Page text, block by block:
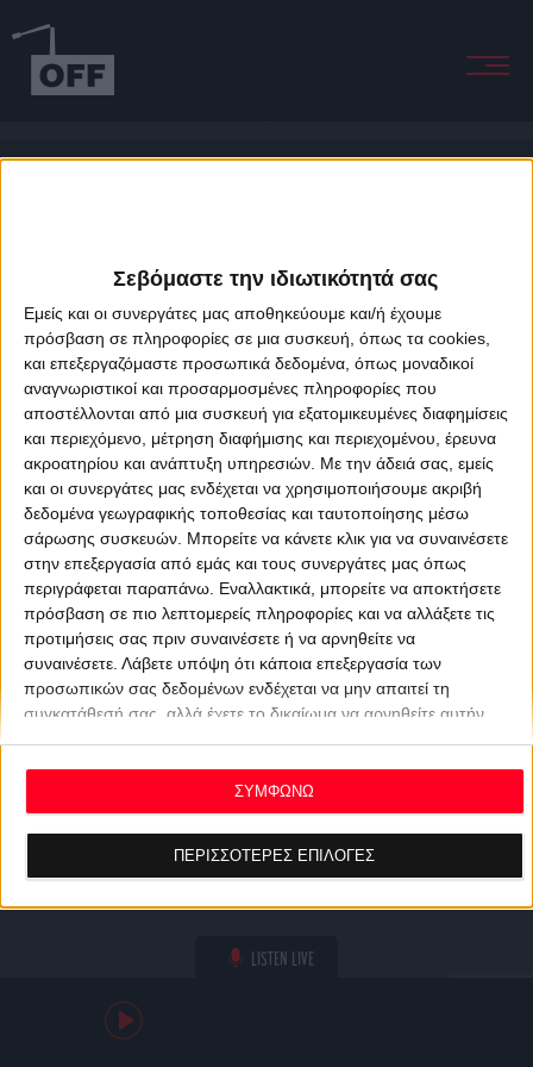
Σεβόμαστε την ιδιωτικότητά σας
Εμείς και οι συνεργάτες μας αποθηκεύουμε και/ή έχουμε
πρόσβαση σε πληροφορίες σε μια συσκευή, όπως τα cookies,
και επεξεργαζόμαστε προσωπικά δεδομένα, όπως μοναδικοί
αναγνωριστικοί και προσαρμοσμένες πληροφορίες που
αποστέλλονται από μια συσκευή για εξατομικευμένες διαφημίσεις
και περιεχόμενο, μέτρηση διαφήμισης και περιεχομένου, έρευνα
ακροατηρίου και ανάπτυξη υπηρεσιών. Με την άδειά σας, εμείς
και οι συνεργάτες μας ενδέχεται να χρησιμοποιήσουμε ακριβή
δεδομένα γεωγραφικής τοποθεσίας και ταυτοποίησης μέσω
σάρωσης συσκευών. Μπορείτε να κάνετε κλικ για να συναινέσετε
στην επεξεργασία από εμάς και τους συνεργάτες μας όπως
περιγράφεται παραπάνω. Εναλλακτικά, μπορείτε να αποκτήσετε
πρόσβαση σε πιο λεπτομερείς πληροφορίες και να αλλάξετε τις
προτιμήσεις σας πριν συναινέσετε ή να αρνηθείτε να
συναινέσετε. Λάβετε υπόψη ότι κάποια επεξεργασία των
προσωπικών σας δεδομένων ενδέχεται να μην απαιτεί τη
συγκατάθεσή σας, αλλά έχετε το δικαίωμα να αρνηθείτε αυτήν
ανακαλέσετε τη συγκατάθεσή σας ανά πάσα στιγμή
επιστρέφοντας σε αυτόν τον ιστότοπο και κάνοντας κλικ στο
κουμπί "Απορρήτου" στο κάτω μέρος της ιστοσελίδας.
ΠΕΡΙΣΣΟΤΕΡΕΣ ΕΠΙΛΟΓΕΣ
ΣΥΜΦΩΝΩ
LISTEN LIVE
About Offradio Business Class Terms & Conditions
Privacy Policy
Designed & developed byporcupine colors&Fotis Alexandrou